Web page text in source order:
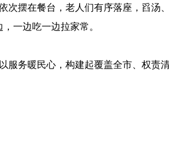
次摆在餐台，老人们有序落座，舀汤
一边吃一边拉家常。
服务暖民心，构建起覆盖全市、权责